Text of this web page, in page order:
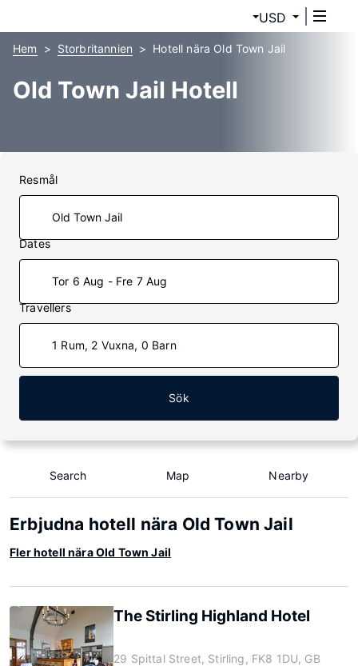
USD
Hem Storbritannien Hotell nära Old Town Jail
Old Town Jail Hotell
Resmål
Dates
Tor 6 Aug - Fre 7 Aug
Travellers
1 Rum, 2 Vuxna, 0 Barn
Sök
Search Map Nearby
Erbjudna hotell nära Old Town Jail
Fler hotell nära Old Town Jail
The Stirling Highland Hotel
29 Spittal Street, Stirling, FK8 1DU, GB